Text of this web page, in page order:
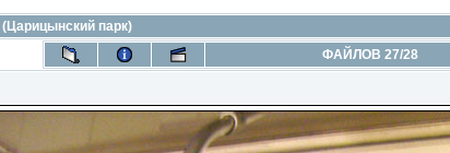
парк)
ФАЙЛОВ 27/28